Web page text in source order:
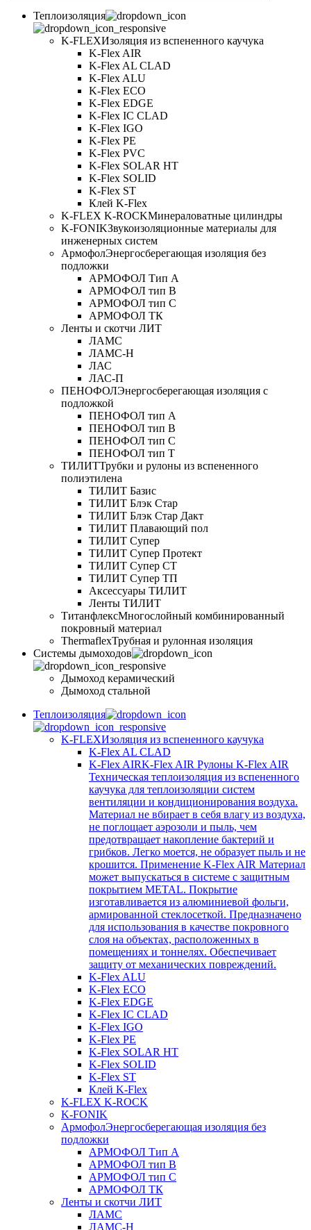
Теплоизоляция
K-FLEXИзоляция из вспененного каучука
K-Flex AIR
K-Flex AL CLAD
K-Flex ALU
K-Flex ECO
K-Flex EDGE
K-Flex IC CLAD
K-Flex IGO
K-Flex PE
K-Flex PVC
K-Flex SOLAR HT
K-Flex SOLID
K-Flex ST
Клей K-Flex
K-FLEX K-ROCKМинераловатные цилиндры
K-FONIKЗвукоизоляционные материалы для
инженерных систем
АрмофолЭнергосберегающая изоляция без
подложки
АРМОФОЛ Тип А
АРМОФОЛ тип В
АРМОФОЛ тип C
АРМОФОЛ ТК
Ленты и скотчи ЛИТ
ЛАМС
ЛАМС-Н
ЛАС
ЛАС-П
ПЕНОФОЛЭнергосберегающая изоляция с
подложкой
ПЕНОФОЛ тип А
ПЕНОФОЛ тип B
ПЕНОФОЛ тип C
ПЕНОФОЛ тип T
ТИЛИТТрубки и рулоны из вспененного
полиэтилена
ТИЛИТ Базис
ТИЛИТ Блэк Стар
ТИЛИТ Блэк Стар Дакт
ТИЛИТ Плавающий пол
ТИЛИТ Супер
ТИЛИТ Супер Протект
ТИЛИТ Супер СТ
ТИЛИТ Супер ТП
Аксессуары ТИЛИТ
Ленты ТИЛИТ
ТитанфлексМногослойный комбинированный
покровный материал
ThermaflexТрубная и рулонная изоляция
Cистемы дымоходов
Дымоход керамический
Дымоход стальной
Теплоизоляция
K-FLEXИзоляция из вспененного каучука
K-Flex AL CLAD
K-Flex AIRK-Flex AIR Рулоны K-Flex AIR
Техническая теплоизоляция из вспененного
каучука для теплоизоляции систем
вентиляции и кондиционирования воздуха.
Материал не вбирает в себя влагу из воздуха,
не поглощает аэрозоли и пыль, чем
предотвращает накопление бактерий и
грибков. Легко моется, не образует пыль и не
крошится. Применение K-Flex AIR Материал
может выпускаться в системе c защитным
покрытием METAL. Покрытие
изготавливается из алюминиевой фольги,
армированной стеклосеткой. Предназначено
для использования в качестве покровного
слоя на объектах, расположенных в
помещениях и тоннелях. Обеспечивает
защиту от механических повреждений.
K-Flex ALU
K-Flex ECO
K-Flex EDGE
K-Flex IC CLAD
K-Flex IGO
K-Flex PE
K-Flex SOLAR HT
K-Flex SOLID
K-Flex ST
Клей K-Flex
K-FLEX K-ROCK
K-FONIK
АрмофолЭнергосберегающая изоляция без
подложки
АРМОФОЛ Тип А
АРМОФОЛ тип В
АРМОФОЛ тип C
АРМОФОЛ ТК
Ленты и скотчи ЛИТ
ЛАМС
ЛАМС-Н